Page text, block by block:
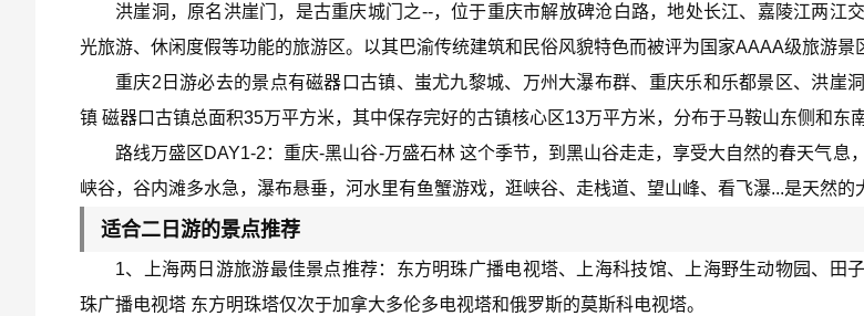
洪崖洞，原名洪崖门，是古重庆城门之--，位于重庆市解放碑沧白路，地处长江、嘉陵江两江
光旅游、休闲度假等功能的旅游区。以其巴渝传统建筑和民俗风貌特色而被评为国家AAAA级旅游景
重庆2日游必去的景点有磁器口古镇、蚩尤九黎城、万州大瀑布群、重庆乐和乐都景区、洪崖
镇 磁器口古镇总面积35万平方米，其中保存完好的古镇核心区13万平方米，分布于马鞍山东侧和东南
路线万盛区DAY1-2：重庆-黑山谷-万盛石林 这个季节，到黑山谷走走，享受大自然的春天气息
峡谷，谷内滩多水急，瀑布悬垂，河水里有鱼蟹游戏，逛峡谷、走栈道、望山峰、看飞瀑...是天然的
适合二日游的景点推荐
1、上海两日游旅游最佳景点推荐：东方明珠广播电视塔、上海科技馆、上海野生动物园、田
珠广播电视塔 东方明珠塔仅次于加拿大多伦多电视塔和俄罗斯的莫斯科电视塔。